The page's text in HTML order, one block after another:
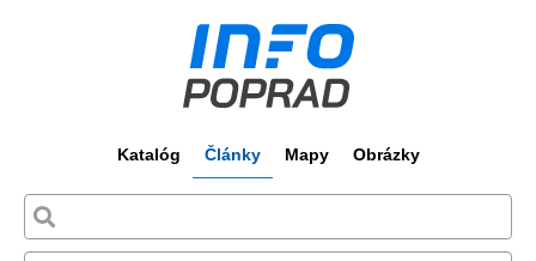
Katalóg Články Mapy Obrázky